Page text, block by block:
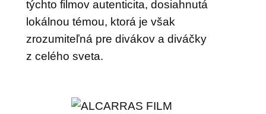
týchto filmov autenticita, dosiahnutá
lokálnou témou, ktorá je však
zrozumiteľná pre divákov a diváčky
z celého sveta.